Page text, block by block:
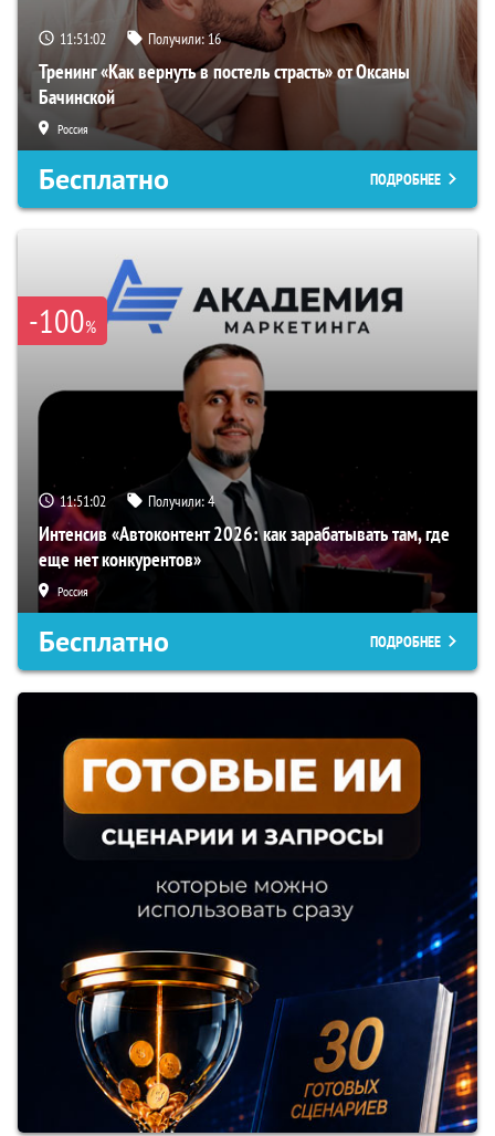
11:51:01 Получили:16
Тренинг «Как вернуть в постель страсть» от Оксаны
Бачинской
Россия
Бесплатно ПОДРОБНЕЕ
-100%
11:51:01 Получили:4
Интенсив «Автоконтент 2026: как зарабатывать там, где
еще нет конкурентов»
Россия
Бесплатно ПОДРОБНЕЕ